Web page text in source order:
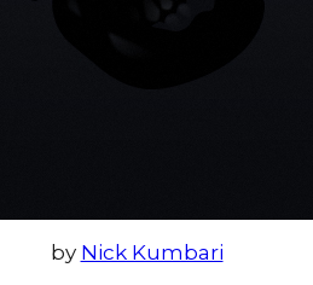
by Nick Kumbari